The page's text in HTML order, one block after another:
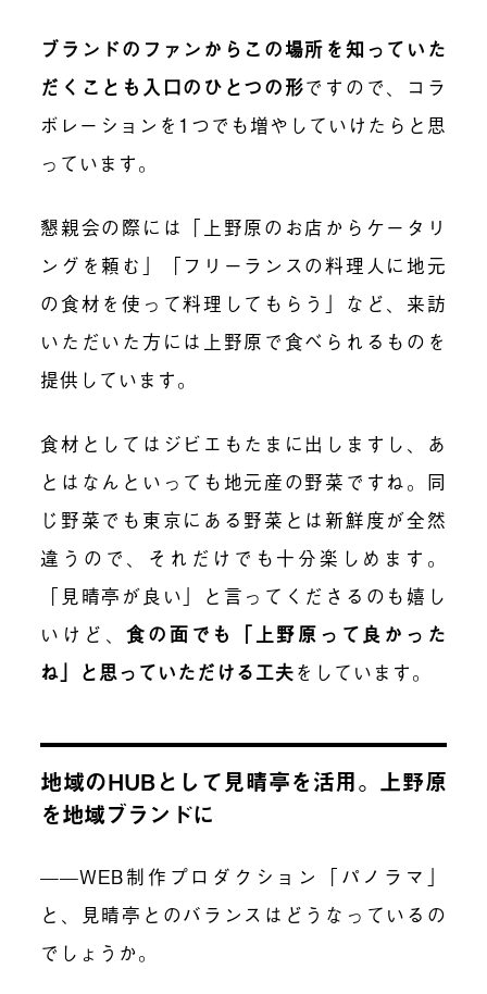
ブランドのファンからこの場所を知っていた
だくことも入口のひとつの形ですので、コラ
ボレーションを1つでも増やしていけたらと思
っています。
懇親会の際には「上野原のお店からケータリ
ングを頼む」「フリーランスの料理人に地元
の食材を使って料理してもらう」など、来訪
いただいた方には上野原で食べられるものを
提供しています。
食材としてはジビエもたまに出しますし、あ
とはなんといっても地元産の野菜ですね。同
じ野菜でも東京にある野菜とは新鮮度が全然
違うので、それだけでも十分楽しめます。
「見晴亭が良い」と言ってくださるのも嬉し
いけど、食の面でも「上野原って良かった
ね」と思っていただける工夫をしています。
地域のHUBとして見晴亭を活用。上野原
を地域ブランドに
——WEB制作プロダクション「パノラマ」
と、見晴亭とのバランスはどうなっているの
でしょうか。